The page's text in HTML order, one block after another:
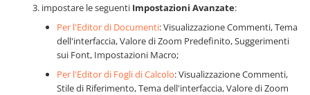
impostare le seguenti Impostazioni Avanzate:
Per l'Editor di Documenti: Visualizzazione Commenti, Tema
dell'interfaccia, Valore di Zoom Predefinito, Suggerimenti
sui Font, Impostazioni Macro;
Per l'Editor di Fogli di Calcolo: Visualizzazione Commenti,
Stile di Riferimento, Tema dell'interfaccia, Valore di Zoom